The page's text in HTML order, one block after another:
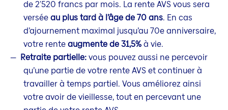
de 2'520 francs par mois. La rente AVS vous sera
verséeau plus tard à l’âge de 70 ans. En cas
d’ajournement maximal jusqu’au 70e anniversaire,
votre renteaugmente de 31,5%à vie.
Retraite partielle:vous pouvez aussi ne percevoir
qu’une partie de votre rente AVS et continuer à
travailler à temps partiel. Vous améliorez ainsi
votre avoir de vieillesse, tout en percevant une